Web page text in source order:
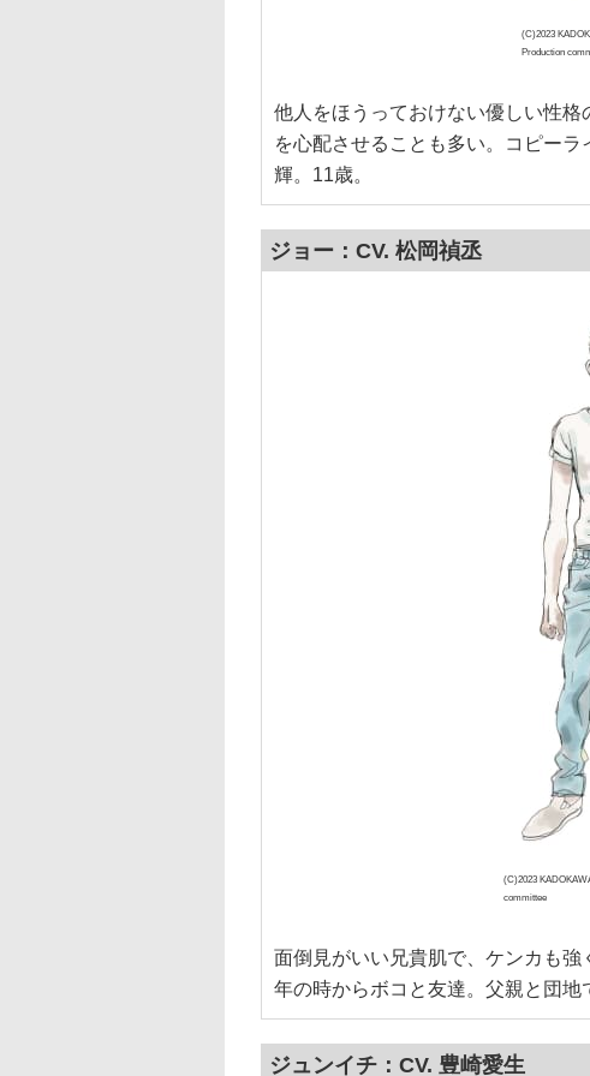
(C)2023
Production
他人をほうっておけない優しい性
を心配させることも多い。コピー
輝。11歳。
ジョー：CV. 松岡禎丞
(C)2023
committee
面倒見がいい兄貴肌で、ケンカも
年の時からボコと友達。父親と団地
ジュンイチ：CV. 豊崎愛生